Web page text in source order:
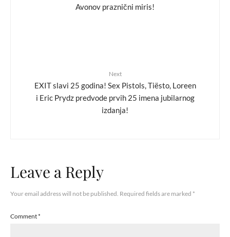
Avonov praznični miris!
Next
EXIT slavi 25 godina! Sex Pistols, Tiësto, Loreen
i Eric Prydz predvode prvih 25 imena jubilarnog
izdanja!
Leave a Reply
Your email address will not be published. Required fields are marked *
Comment*